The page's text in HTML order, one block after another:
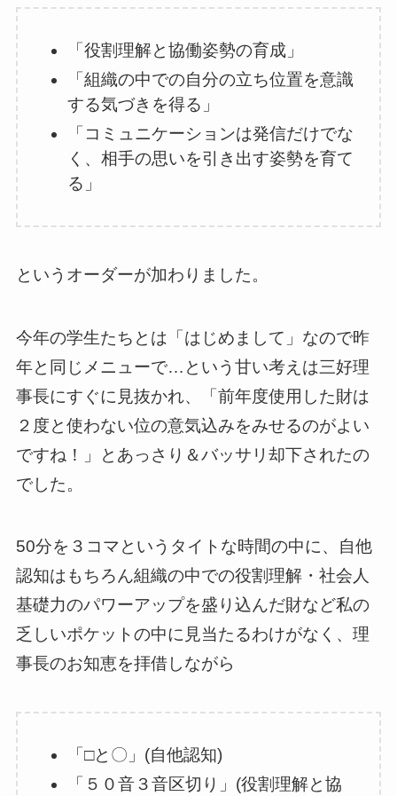
「役割理解と協働姿勢の育成」
「組織の中での自分の立ち位置を意識
する気づきを得る」
「コミュニケーションは発信だけでな
く、相手の思いを引き出す姿勢を育て
る」
というオーダーが加わりました。
今年の学生たちとは「はじめまして」なので昨
年と同じメニューで…という甘い考えは三好理
事長にすぐに見抜かれ、「前年度使用した財は
２度と使わない位の意気込みをみせるのがよい
ですね！」とあっさり＆バッサリ却下されたの
でした。
50分を３コマというタイトな時間の中に、自他
認知はもちろん組織の中での役割理解・社会人
基礎力のパワーアップを盛り込んだ財など私の
乏しいポケットの中に見当たるわけがなく、理
事長のお知恵を拝借しながら
「□と〇」(自他認知)
「５０音３音区切り」(役割理解と協